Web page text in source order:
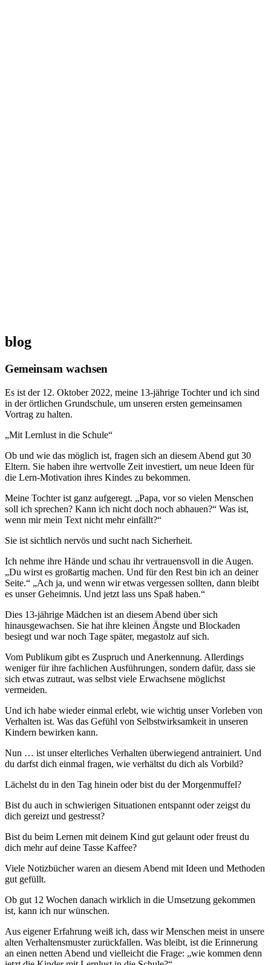
blog
Gemeinsam wachsen
Es ist der 12. Oktober 2022, meine 13-jährige Tochter und ich sind
in der örtlichen Grundschule, um unseren ersten gemeinsamen
Vortrag zu halten.
„Mit Lernlust in die Schule“
Ob und wie das möglich ist, fragen sich an diesem Abend gut 30
Eltern. Sie haben ihre wertvolle Zeit investiert, um neue Ideen für
die Lern-Motivation ihres Kindes zu bekommen.
Meine Tochter ist ganz aufgeregt. „Papa, vor so vielen Menschen
soll ich sprechen? Kann ich nicht doch noch abhauen?“ Was ist,
wenn mir mein Text nicht mehr einfällt?“
Sie ist sichtlich nervös und sucht nach Sicherheit.
Ich nehme ihre Hände und schau ihr vertrauensvoll in die Augen.
„Du wirst es großartig machen. Und für den Rest bin ich an deiner
Seite.“ „Ach ja, und wenn wir etwas vergessen sollten, dann bleibt
es unser Geheimnis. Und jetzt lass uns Spaß haben.“
Dies 13-jährige Mädchen ist an diesem Abend über sich
hinausgewachsen. Sie hat ihre kleinen Ängste und Blockaden
besiegt und war noch Tage später, megastolz auf sich.
Vom Publikum gibt es Zuspruch und Anerkennung. Allerdings
weniger für ihre fachlichen Ausführungen, sondern dafür, dass sie
sich etwas zutraut, was selbst viele Erwachsene möglichst
vermeiden.
Und ich habe wieder einmal erlebt, wie wichtig unser Vorleben von
Verhalten ist. Was das Gefühl von Selbstwirksamkeit in unseren
Kindern bewirken kann.
Nun … ist unser elterliches Verhalten überwiegend antrainiert. Und
du darfst dich einmal fragen, wie verhältst du dich als Vorbild?
Lächelst du in den Tag hinein oder bist du der Morgenmuffel?
Bist du auch in schwierigen Situationen entspannt oder zeigst du
dich gereizt und gestresst?
Bist du beim Lernen mit deinem Kind gut gelaunt oder freust du
dich mehr auf deine Tasse Kaffee?
Viele Notizbücher waren an diesem Abend mit Ideen und Methoden
gut gefüllt.
Ob gut 12 Wochen danach wirklich in die Umsetzung gekommen
ist, kann ich nur wünschen.
Aus eigener Erfahrung weiß ich, dass wir Menschen meist in unsere
alten Verhaltensmuster zurückfallen. Was bleibt, ist die Erinnerung
an einen netten Abend und vielleicht die Frage: „wie kommen denn